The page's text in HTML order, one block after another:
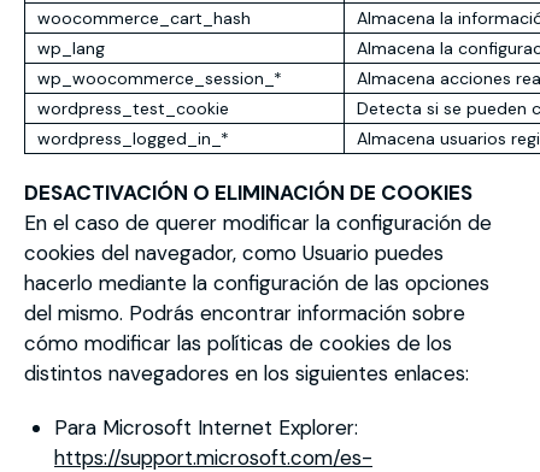
woocommerce_cart_hash
Almacena la
wp_lang
Almacena la
wp_woocommerce_session_*
Almacena acciones
wordpress_test_cookie
Detecta si se pueden
wordpress_logged_in_*
Almacena usuarios
DESACTIVACIÓN O ELIMINACIÓN DE COOKIES
En el caso de querer modificar la configuración de
cookies del navegador, como Usuario puedes
hacerlo mediante la configuración de las opciones
del mismo. Podrás encontrar información sobre
cómo modificar las políticas de cookies de los
distintos navegadores en los siguientes enlaces:
Para Microsoft Internet Explorer:
https://support.microsoft.com/es-